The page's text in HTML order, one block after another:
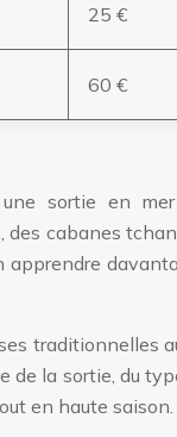
25 €
60 €
sortie en
cabanes
apprendre
traditionnelles
de la sortie, du
en haute saison.